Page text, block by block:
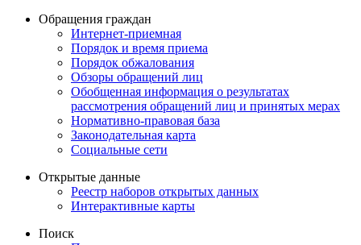
Обращения граждан
Интернет-приемная
Порядок и время приема
Порядок обжалования
Обзоры обращений лиц
Обобщенная информация о результатах
рассмотрения обращений лиц и принятых мерах
Нормативно-правовая база
Законодательная карта
Социальные сети
Открытые данные
Реестр наборов открытых данных
Интерактивные карты
Поиск